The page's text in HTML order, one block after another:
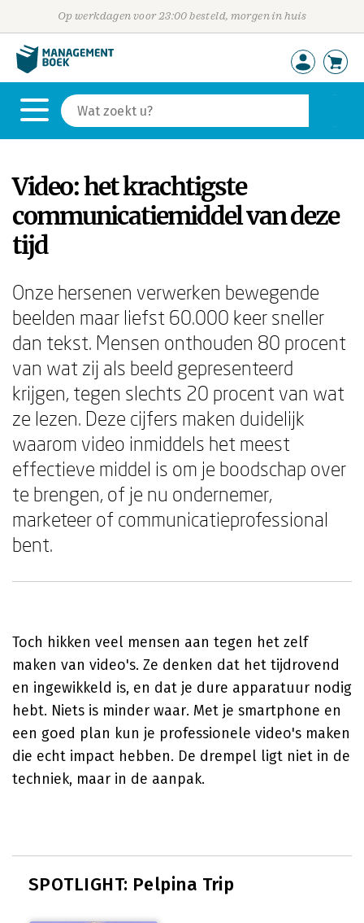
Op werkdagen voor 23:00 besteld, morgen in huis
Video: het krachtigste
communicatiemiddel van deze
tijd
Onze hersenen verwerken bewegende
beelden maar liefst 60.000 keer sneller
dan tekst. Mensen onthouden 80 procent
van wat zij als beeld gepresenteerd
krijgen, tegen slechts 20 procent van wat
ze lezen. Deze cijfers maken duidelijk
waarom video inmiddels het meest
effectieve middel is om je boodschap over
te brengen, of je nu ondernemer,
marketeer of communicatieprofessional
bent.
Toch hikken veel mensen aan tegen het zelf
maken van video's. Ze denken dat het tijdrovend
en ingewikkeld is, en dat je dure apparatuur nodig
hebt. Niets is minder waar. Met je smartphone en
een goed plan kun je professionele video's maken
die echt impact hebben. De drempel ligt niet in de
techniek, maar in de aanpak.
SPOTLIGHT: Pelpina Trip